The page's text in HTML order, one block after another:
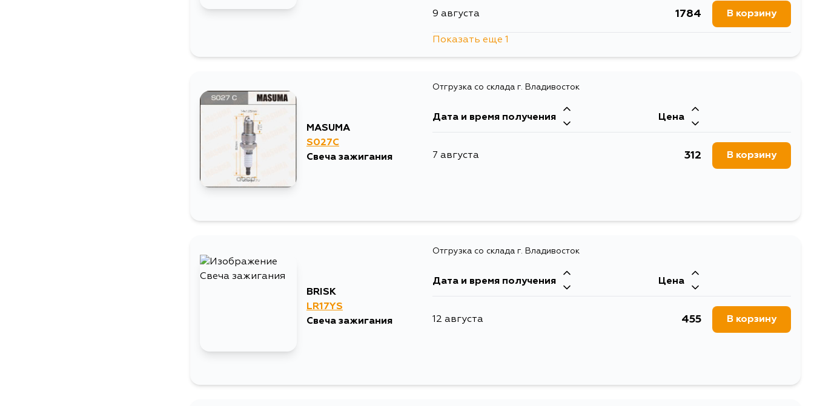
9 августа 1784 В корзину
Показать еще 1
MASUMA
S027C
Свеча зажигания
Отгрузка со склада г. Владивосток
Дата и время получения Цена
7 августа 312 В корзину
BRISK
LR17YS
Свеча зажигания
Отгрузка со склада г. Владивосток
Дата и время получения Цена
12 августа 455 В корзину